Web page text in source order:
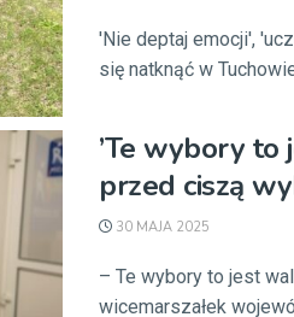
'Nie deptaj emocji',
się natknąć w
’Te wybory to
przed ciszą
30 MAJA 2025
– Te wybory to jest
wicemarszałek